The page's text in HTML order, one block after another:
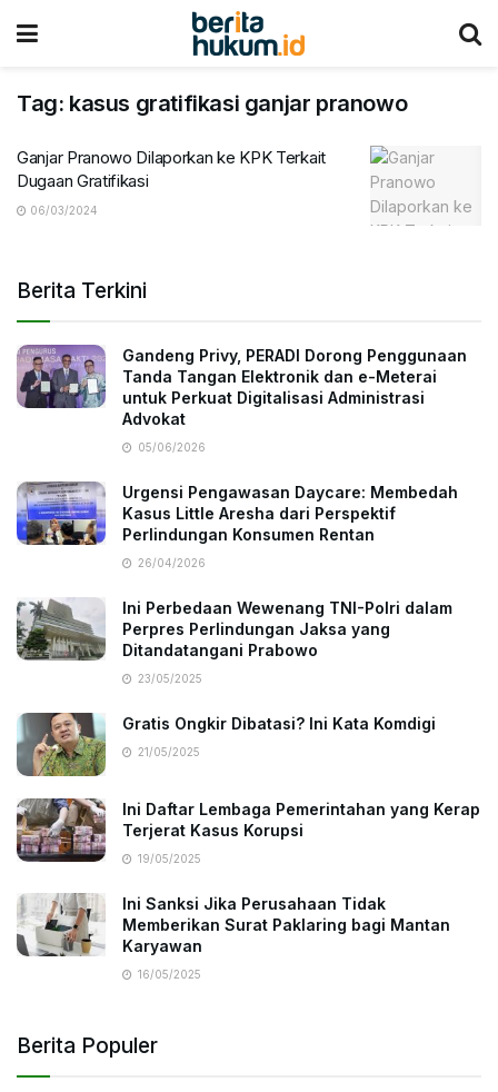
Tag: kasus gratifikasi ganjar pranowo
Ganjar Pranowo Dilaporkan ke KPK Terkait
Dugaan Gratifikasi
06/03/2024
Berita Terkini
Gandeng Privy, PERADI Dorong Penggunaan
Tanda Tangan Elektronik dan e-Meterai
untuk Perkuat Digitalisasi Administrasi
Advokat
05/06/2026
Urgensi Pengawasan Daycare: Membedah
Kasus Little Aresha dari Perspektif
Perlindungan Konsumen Rentan
26/04/2026
Ini Perbedaan Wewenang TNI-Polri dalam
Perpres Perlindungan Jaksa yang
Ditandatangani Prabowo
23/05/2025
Gratis Ongkir Dibatasi? Ini Kata Komdigi
21/05/2025
Ini Daftar Lembaga Pemerintahan yang Kerap
Terjerat Kasus Korupsi
19/05/2025
Ini Sanksi Jika Perusahaan Tidak
Memberikan Surat Paklaring bagi Mantan
Karyawan
16/05/2025
Berita Populer